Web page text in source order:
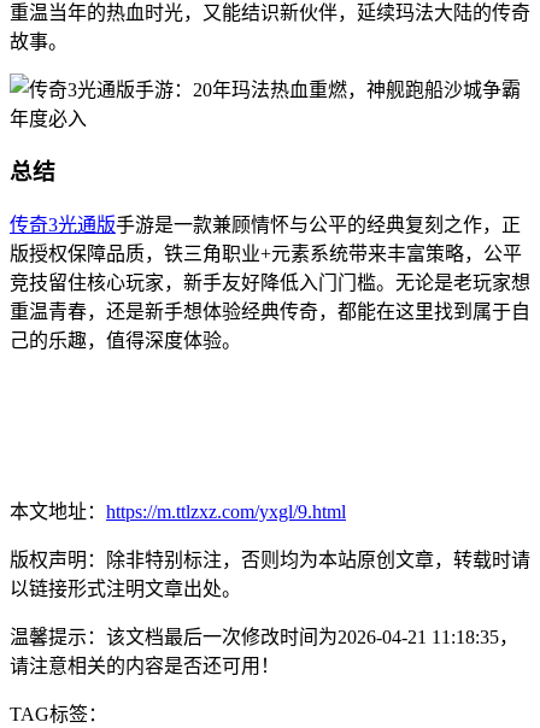
重温当年的热血时光，又能结识新伙伴，延续玛法大陆的传奇
故事。
总结
传奇3光通版手游是一款兼顾情怀与公平的经典复刻之作，正
版授权保障品质，铁三角职业+元素系统带来丰富策略，公平
竞技留住核心玩家，新手友好降低入门门槛。无论是老玩家想
重温青春，还是新手想体验经典传奇，都能在这里找到属于自
己的乐趣，值得深度体验。
本文地址： https://m.ttlzxz.com/yxgl/9.html
版权声明：除非特别标注，否则均为本站原创文章，转载时请
以链接形式注明文章出处。
温馨提示：该文档最后一次修改时间为2026-04-21 11:18:35，
请注意相关的内容是否还可用！
TAG标签：